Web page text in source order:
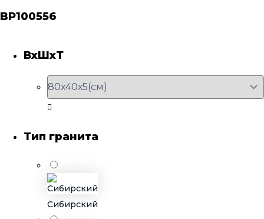
BP100556
Тип гранита
Сибирский
ВхШхТ